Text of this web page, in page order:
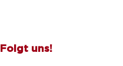
Folgt uns!